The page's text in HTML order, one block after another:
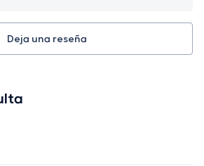
Deja una reseña